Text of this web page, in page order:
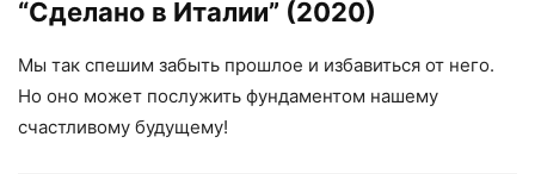
“Сделано в Италии” (2020)
Мы так спешим забыть прошлое и избавиться от него.
Но оно может послужить фундаментом нашему
счастливому будущему!